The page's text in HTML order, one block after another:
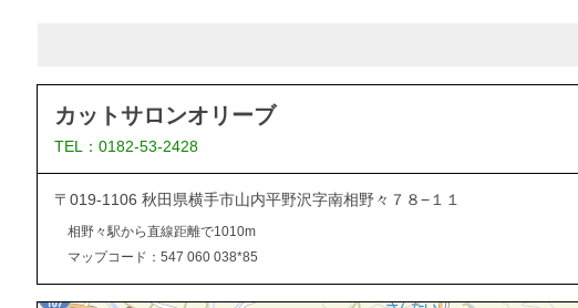
カットサロンオリーブ
TEL：0182-53-2428
〒019-1106 秋田県横手市山内平野沢字南相野々７８−１１
相野々駅から直線距離で1010m
マップコード：547 060 038*85